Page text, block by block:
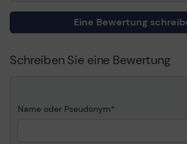
Verbrauchsmaterial
Verbrauchsmaterialtyp
Farbe
Cyan
Verschiedenes
Eine Bewertung
Schreiben Sie eine Bewertung
Name oder Pseudonym